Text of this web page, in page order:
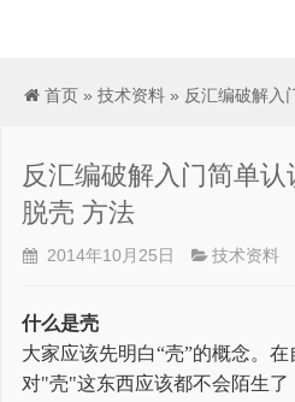
首页 » 技术资料 » 反汇编破解入门简
反汇编破解入门简单认
脱壳 方法
2014年10月25日 技术资料
什么是壳
大家应该先明白“壳”的概念。
对"壳"这东西应该都不会陌生了